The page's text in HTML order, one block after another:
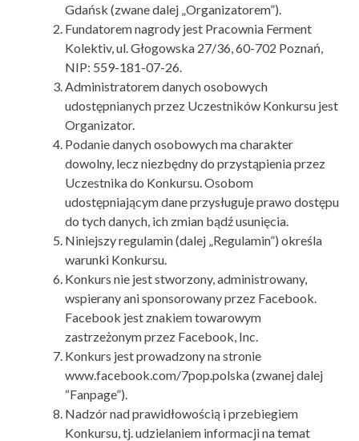
Gdańsk (zwane dalej „Organizatorem”).
Fundatorem nagrody jest Pracownia Ferment
Kolektiv, ul. Głogowska 27/36, 60-702 Poznań,
NIP: 559-181-07-26.
Administratorem danych osobowych
udostępnianych przez Uczestników Konkursu jest
Organizator.
Podanie danych osobowych ma charakter
dowolny, lecz niezbędny do przystąpienia przez
Uczestnika do Konkursu. Osobom
udostępniającym dane przysługuje prawo dostępu
do tych danych, ich zmian bądź usunięcia.
Niniejszy regulamin (dalej „Regulamin”) określa
warunki Konkursu.
Konkurs nie jest stworzony, administrowany,
wspierany ani sponsorowany przez Facebook.
Facebook jest znakiem towarowym
zastrzeżonym przez Facebook, Inc.
Konkurs jest prowadzony na stronie
www.facebook.com/7pop.polska (zwanej dalej
“Fanpage”).
Nadzór nad prawidłowością i przebiegiem
Konkursu, tj. udzielaniem informacji na temat